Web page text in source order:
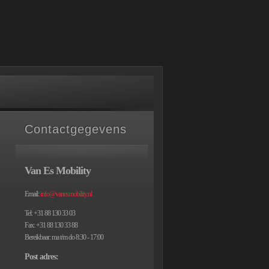
Contactgegevens
Van Es Mobility
Email:info@vanesmobility.nl
Tel: +31 88 130 33 03
Fax: +31 88 130 33 88
Bereikbaar: ma t/m do 8:30 - 17:00
Post adres: